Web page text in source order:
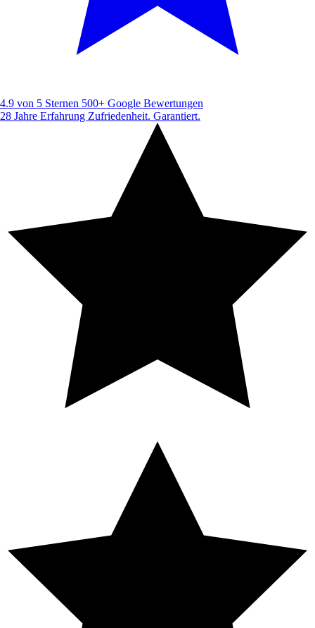
4.9 von 5 Sternen 500+ Google Bewertungen
28 Jahre Erfahrung Zufriedenheit. Garantiert.